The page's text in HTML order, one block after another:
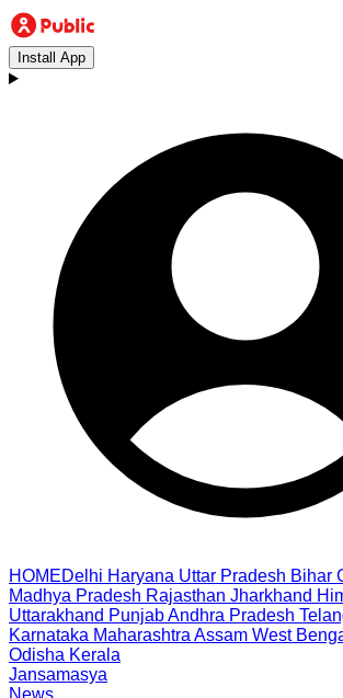
Install App
HOMEDelhi Haryana Uttar Pradesh Bihar
Madhya Pradesh Rajasthan Jharkhand
Uttarakhand PunjabAndhra Pradesh
Karnataka Maharashtra Assam West
Odisha Kerala
Jansamasya
News